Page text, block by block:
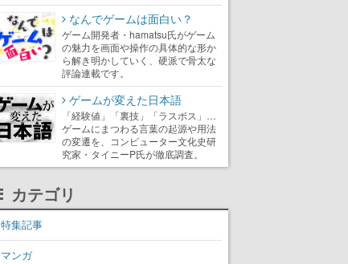
なんでゲームは面白い？
ゲーム開発者・hamatsu氏がゲーム
の魅力を画面や操作の具体的な形か
ら解き明かしていく、硬派で骨太な
評論連載です。
ゲームが変えた日本語
「経験値」「裏技」「ラスボス」…
ゲームにまつわる言葉の起源や用法
の変遷を、コンピューター文化史研
究家・タイニーP氏が徹底調査。
カテゴリ
特集記事
マンガ